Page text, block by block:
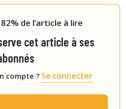
de l’article à lire
cet article à ses
compte ? Se connecter